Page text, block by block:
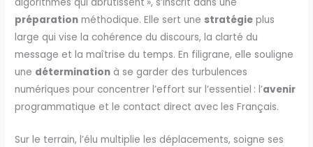
préparation méthodique. Elle sert une stratégie plus
large qui vise la cohérence du discours, la clarté du
message et la maîtrise du temps. En filigrane, elle souligne
une détermination à se garder des turbulences
numériques pour concentrer l’effort sur l’essentiel : l’avenir
programmatique et le contact direct avec les Français.
Sur le terrain, l’élu multiplie les déplacements, soigne ses